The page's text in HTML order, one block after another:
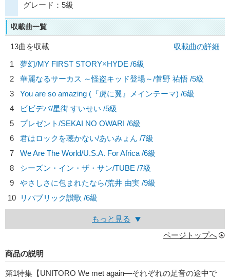
グレード：5級
収載曲一覧
13曲を収載
収載曲の詳細
1
夢幻/MY FIRST STORY×HYDE /6級
2
華麗なるサーカス ～怪盗キッド登場～/菅野 祐悟 /5級
3
You are so amazing (『虎に翼』メインテーマ) /6級
4
ビビデバ/星街 すいせい /5級
5
プレゼント/SEKAI NO OWARI /6級
6
君はロックを聴かない/あいみょん /7級
7
We Are The World/U.S.A. For Africa /6級
8
シーズン・イン・ザ・サン/TUBE /7級
9
やさしさに包まれたなら/荒井 由実 /9級
10
リパブリック讃歌 /6級
もっと見る
ページトップへ
商品の説明
第1特集【UNITORO We met again―それぞれの足音の途中で